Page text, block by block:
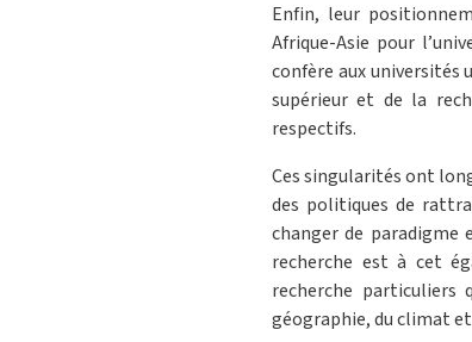
Enfin, leur
Afrique-Asie pour
confère aux universités
supérieur et de la
respectifs.
Ces singularités ont
des politiques de
changer de paradigme
recherche est à cet
recherche
géographie, du climat